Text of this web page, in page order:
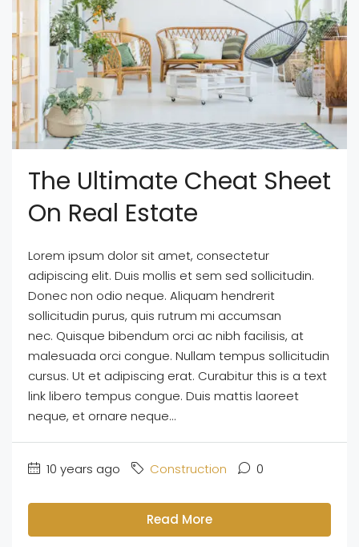
The Ultimate Cheat Sheet
On Real Estate
Lorem ipsum dolor sit amet, consectetur
adipiscing elit. Duis mollis et sem sed sollicitudin.
Donec non odio neque. Aliquam hendrerit
sollicitudin purus, quis rutrum mi accumsan
nec. Quisque bibendum orci ac nibh facilisis, at
malesuada orci congue. Nullam tempus sollicitudin
cursus. Ut et adipiscing erat. Curabitur this is a text
link libero tempus congue. Duis mattis laoreet
neque, et ornare neque...
10 years ago Construction 0
Read More